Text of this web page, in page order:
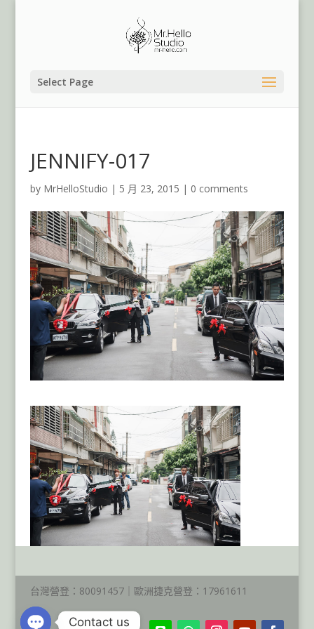
Select Page
JENNIFY-017
by MrHelloStudio | 5 月 23, 2015 | 0 comments
台灣營登：80091457｜歐洲捷克營登：17961611
Contact us